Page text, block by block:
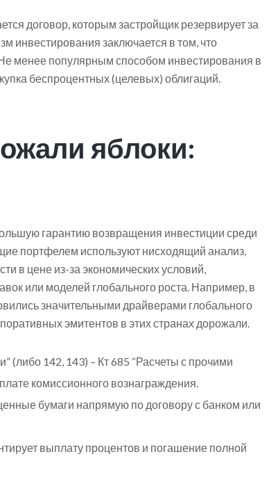
договор, которым застройщик резервирует за
инвестирования заключается в том, что
менее популярным способом инвестирования в
беспроцентных (целевых) облигаций.
яблоки:
гарантию возвращения инвестиции среди
портфелем используют нисходящий анализ,
в цене из-за экономических условий,
или моделей глобального роста. Например, в
значительными драйверами глобального
эмитентов в этих странах дорожали.
(либо 142, 143) – Кт 685 “Расчеты с прочими
комиссионного вознаграждения.
бумаги напрямую по договору с банком или
выплату процентов и погашение полной